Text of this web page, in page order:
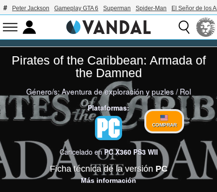
Peter Jackson Gameplay GTA 6 Superman Spider-Man El Señor de los
Pirates of the Caribbean: Armada of
the Damned
Género/s:Aventura de exploración y puzles/Rol
Plataformas:
COMPRAR
Cancelado enPC X360 PS3 WII
Ficha técnica de la versión PC
Más información